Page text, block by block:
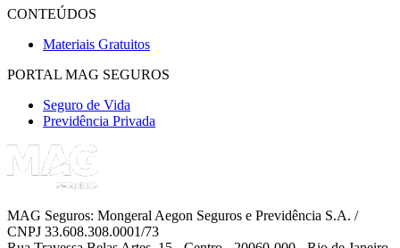
CONTEÚDOS
Materiais Gratuitos
PORTAL MAG SEGUROS
Seguro de Vida
Previdência Privada
MAG Seguros: Mongeral Aegon Seguros e Previdência S.A. /
CNPJ 33.608.308.0001/73